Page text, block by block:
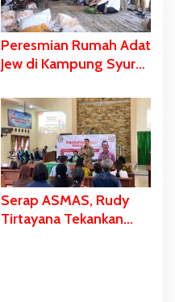
Peresmian Rumah Adat
Jew di Kampung Syuru-
Gubernur Safanpo
Serap ASMAS, Rudy
Tirtayana Tekankan